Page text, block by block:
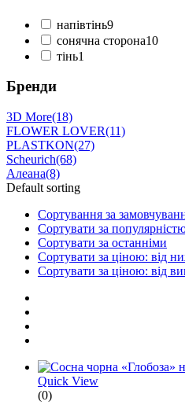
напівтінь9
сонячна сторона10
тінь1
Бренди
3D More(18)
FLOWER LOVER(11)
PLASTKON(27)
Scheurich(68)
Алеана(8)
Default sorting
Сортування за
Сортувати за
Сортувати за останніми
Сортувати за ціною: від
Сортувати за ціною: від
Quick View
(0)